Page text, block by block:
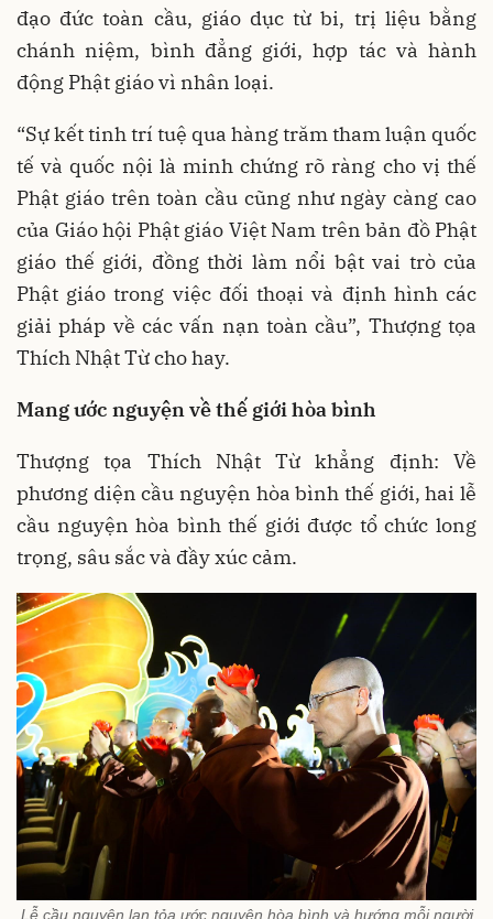
đạo đức toàn cầu, giáo dục từ bi, trị liệu bằng
chánh niệm, bình đẳng giới, hợp tác và hành
động Phật giáo vì nhân loại.
“Sự kết tinh trí tuệ qua hàng trăm tham luận quốc
tế và quốc nội là minh chứng rõ ràng cho vị thế
Phật giáo trên toàn cầu cũng như ngày càng cao
của Giáo hội Phật giáo Việt Nam trên bản đồ Phật
giáo thế giới, đồng thời làm nổi bật vai trò của
Phật giáo trong việc đối thoại và định hình các
giải pháp về các vấn nạn toàn cầu”, Thượng tọa
Thích Nhật Từ cho hay.
Mang ước nguyện về thế giới hòa bình
Thượng tọa Thích Nhật Từ khẳng định: Về
phương diện cầu nguyện hòa bình thế giới, hai lễ
cầu nguyện hòa bình thế giới được tổ chức long
trọng, sâu sắc và đầy xúc cảm.
Lễ cầu nguyện lan tỏa ước nguyện hòa bình và hướng mỗi người